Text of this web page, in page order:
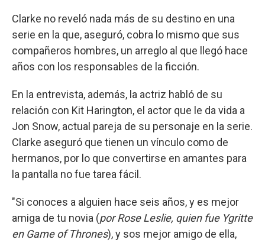
Clarke no reveló nada más de su destino en una
serie en la que, aseguró, cobra lo mismo que sus
compañeros hombres, un arreglo al que llegó hace
años con los responsables de la ficción.
En la entrevista, además, la actriz habló de su
relación con Kit Harington, el actor que le da vida a
Jon Snow, actual pareja de su personaje en la serie.
Clarke aseguró que tienen un vínculo como de
hermanos, por lo que convertirse en amantes para
la pantalla no fue tarea fácil.
"Si conoces a alguien hace seis años, y es mejor
amiga de tu novia (por Rose Leslie, quien fue Ygritte
en Game of Thrones), y sos mejor amigo de ella,